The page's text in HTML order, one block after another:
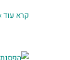
קרא עוד »